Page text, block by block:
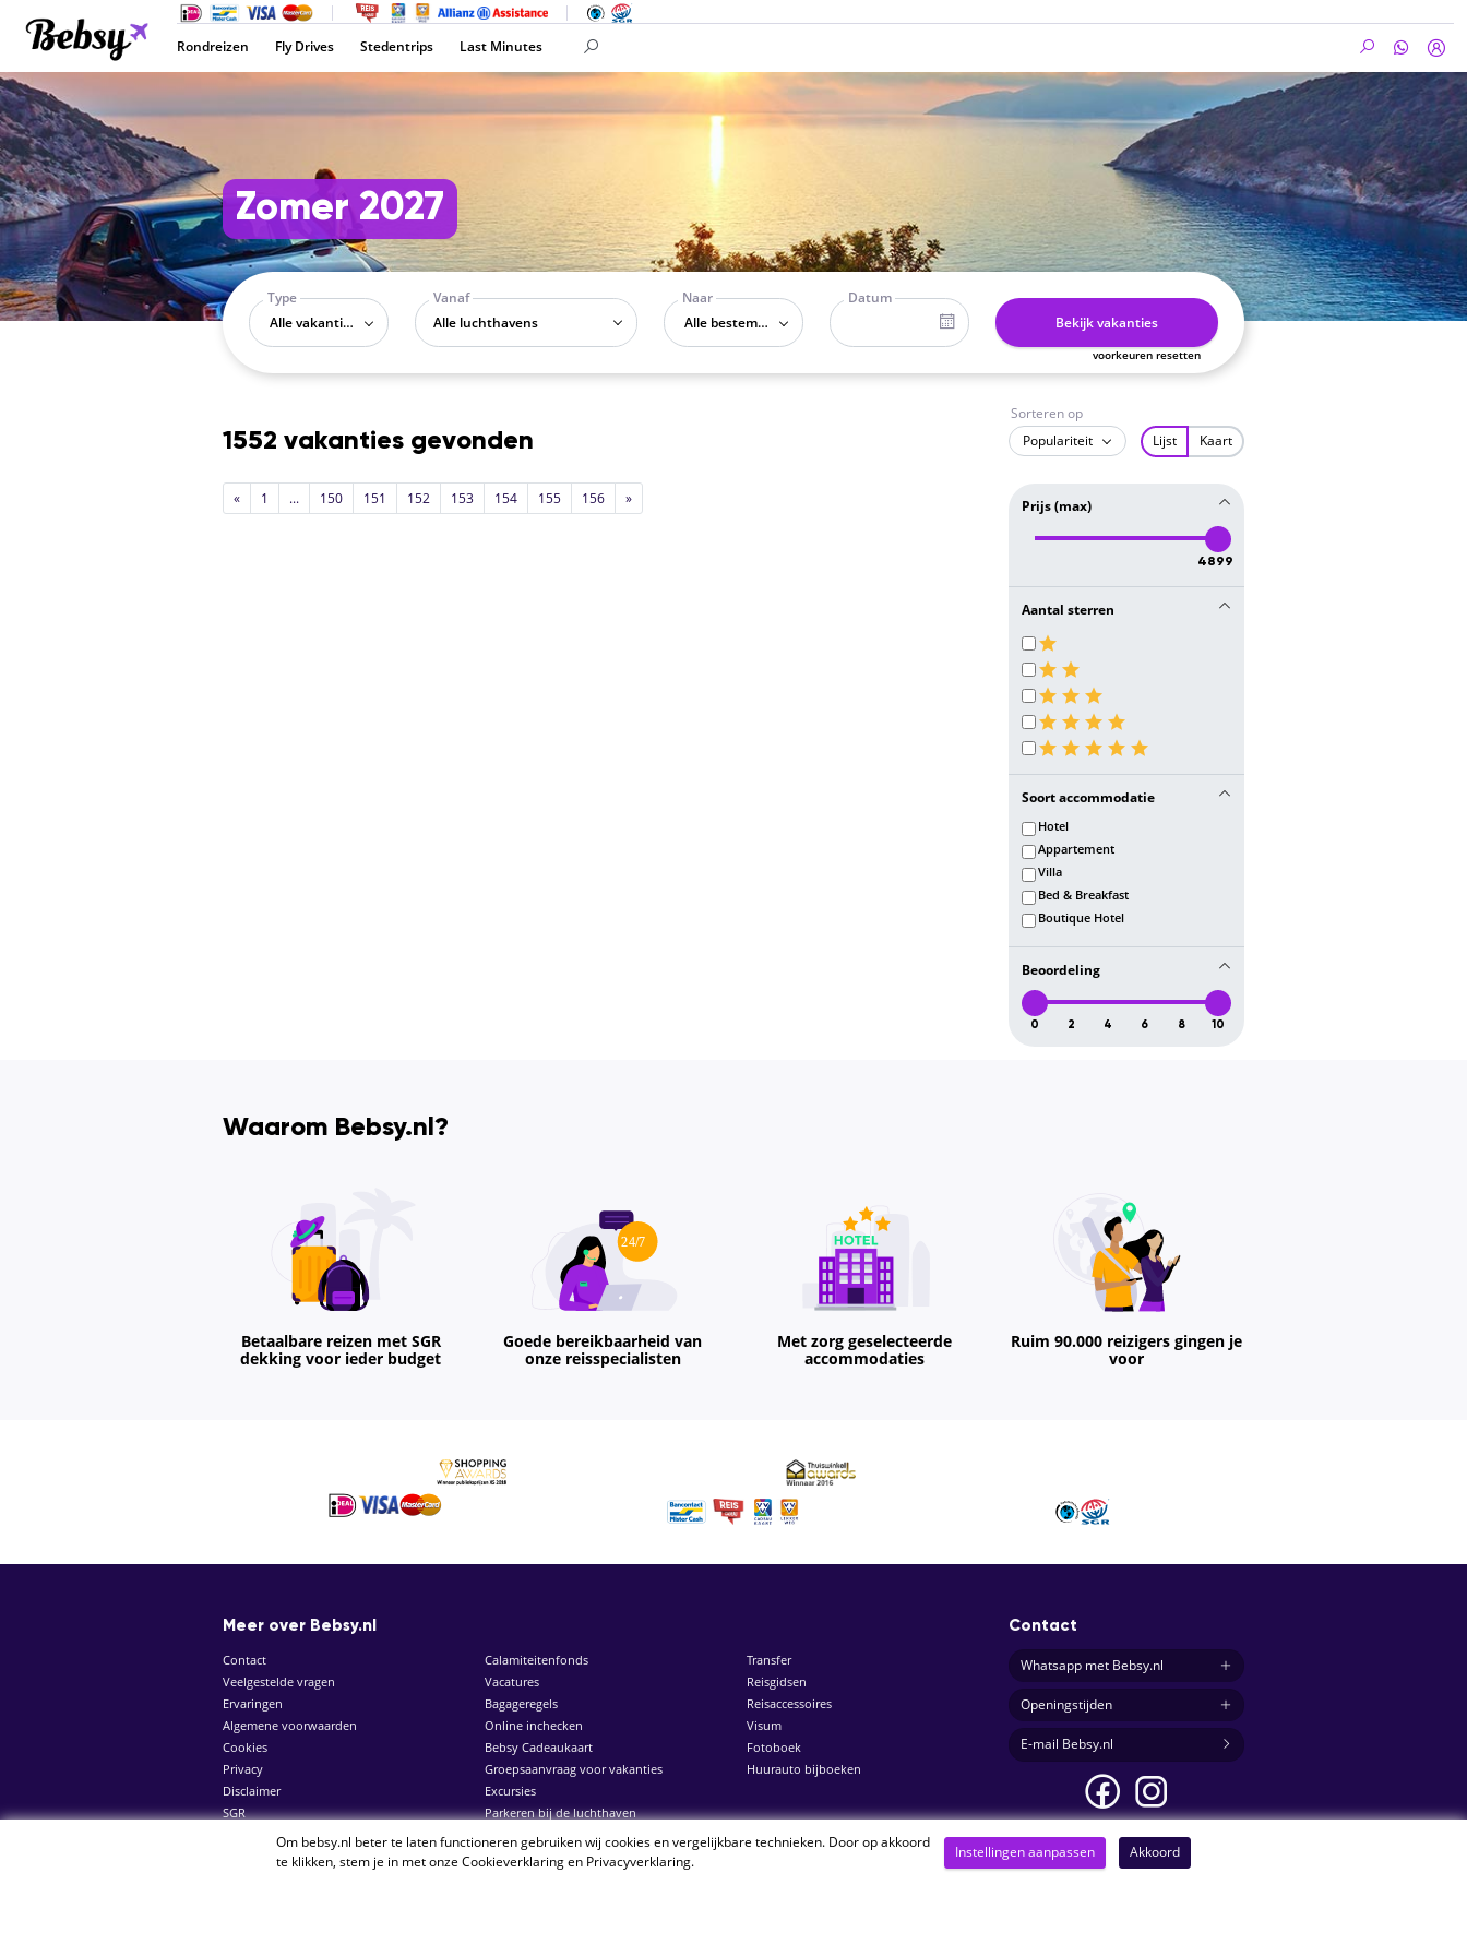
Rondreizen Fly Drives Stedentrips Last Minutes
Zomer 2027
Type
Alle vakantietypes
Vanaf
Naar
Alle bestemmingen
Datum
Bekijk vakanties
voorkeuren resetten
1552 vakanties gevonden
« 1 ... 150 151 152 153 154 155 156 »
Sorteren op
Populariteit
Lijst Kaart
Prijs (max)
4899
Aantal sterren
Soort accommodatie
Hotel
Appartement
Villa
Bed & Breakfast
Boutique Hotel
Beoordeling
0 2 4 6 8 10
Waarom Bebsy.nl?
Betaalbare reizen met SGR
dekking voor ieder budget
Goede bereikbaarheid van
onze reisspecialisten
Met zorg geselecteerde
accommodaties
Ruim 90.000 reizigers gingen je
voor
Meer over Bebsy.nl
Contact
Veelgestelde vragen
Ervaringen
Algemene voorwaarden
Cookies
Privacy
Disclaimer
SGR
Calamiteitenfonds
Vacatures
Bagageregels
Online inchecken
Bebsy Cadeaukaart
Groepsaanvraag voor vakanties
Excursies
Parkeren bij de luchthaven
Transfer
Reisgidsen
Reisaccessoires
Visum
Fotoboek
Huurauto bijboeken
Contact
Whatsapp met Bebsy.nl
Openingstijden
E-mail Bebsy.nl
Om bebsy.nl beter te laten functioneren gebruiken wij cookies en vergelijkbare technieken. Door op akkoord
te klikken, stem je in met onze Cookieverklaringen Privacyverklaring.
Instellingen aanpassen Akkoord